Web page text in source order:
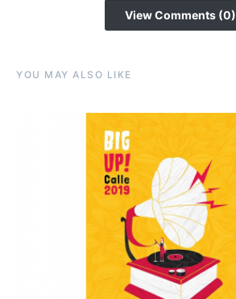
View Comments (0)
YOU MAY ALSO LIKE